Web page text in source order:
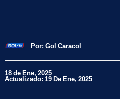
Por: Gol Caracol
18 de Ene, 2025
Actualizado: 19 De Ene, 2025